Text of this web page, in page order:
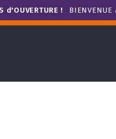
d'OUVERTURE !